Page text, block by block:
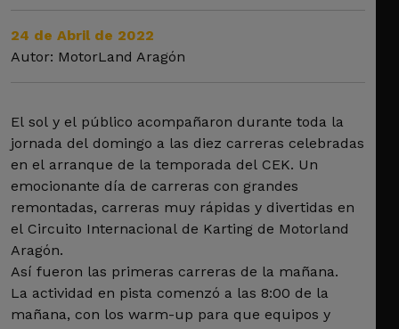
24 de Abril de 2022
Autor: MotorLand Aragón
El sol y el público acompañaron durante toda la
jornada del domingo a las diez carreras celebradas
en el arranque de la temporada del CEK. Un
emocionante día de carreras con grandes
remontadas, carreras muy rápidas y divertidas en
el Circuito Internacional de Karting de Motorland
Aragón.
Así fueron las primeras carreras de la mañana.
La actividad en pista comenzó a las 8:00 de la
mañana, con los warm-up para que equipos y